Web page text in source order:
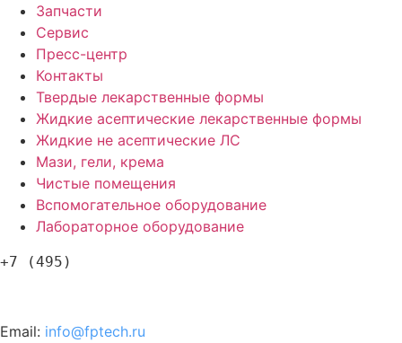
Запчасти
Сервис
Пресс-центр
Контакты
Твердые лекарственные формы
Жидкие асептические лекарственные формы
Жидкие не асептические ЛС
Мази, гели, крема
Чистые помещения
Вспомогательное оборудование
Лабораторное оборудование
+7 (495)
Email: info@fptech.ru